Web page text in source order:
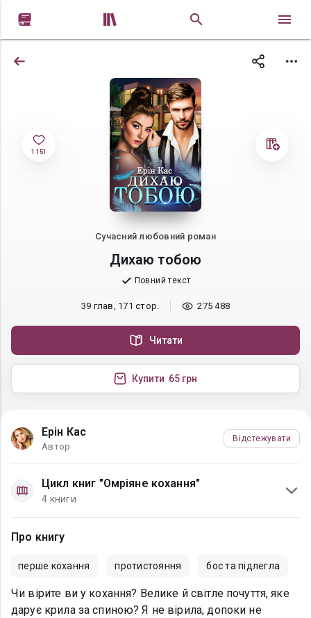
 
1 151
Сучасний любовний роман
Дихаю тобою
Повний текст
39 глав, 171 стор. 275 488
Читати
Купити 65 грн
Ерін Кас
Автор
Відстежувати
Цикл книг "Омріяне кохання"
4 книги
Про книгу
перше кохання протистояння бос та підлегла
Чи вірите ви у кохання? Велике й світле почуття, яке
дарує крила за спиною? Я не вірила, допоки не